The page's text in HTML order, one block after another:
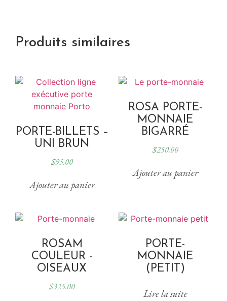
Produits similaires
PORTE-BILLETS –
UNI BRUN
$95.00
Ajouter au panier
ROSA PORTE-
MONNAIE
BIGARRÉ
$250.00
Ajouter au panier
ROSAM
COULEUR -
OISEAUX
$325.00
PORTE-
MONNAIE
(PETIT)
Lire la suite